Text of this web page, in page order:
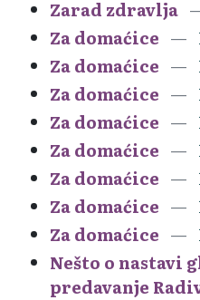
Zarad zdravlja
Za domaćice
Za domaćice
Za domaćice
Za domaćice
Za domaćice
Za domaćice
Za domaćice
Za domaćice
Nešto o nastavi
predavanje